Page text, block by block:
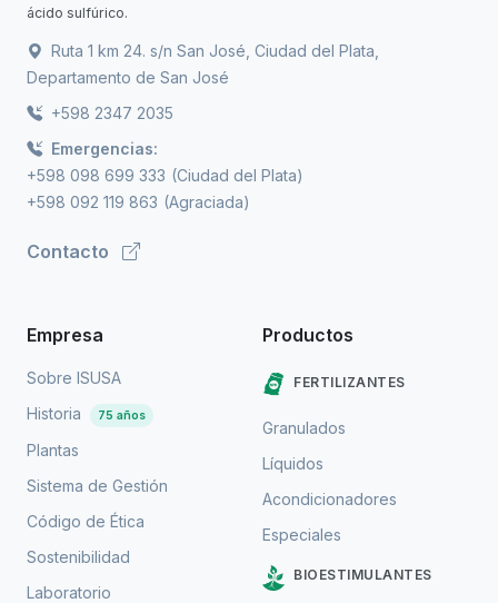
ácido sulfúrico.
Ruta 1 km 24. s/n San José, Ciudad del Plata,
Departamento de San José
+598 2347 2035
Emergencias:
+598 098 699 333 (Ciudad del Plata)
+598 092 119 863 (Agraciada)
Contacto
Empresa
Sobre ISUSA
Historia
75 años
Plantas
Sistema de Gestión
Código de Ética
Sostenibilidad
Laboratorio
Productos
FERTILIZANTES
Granulados
Líquidos
Acondicionadores
Especiales
BIOESTIMULANTES